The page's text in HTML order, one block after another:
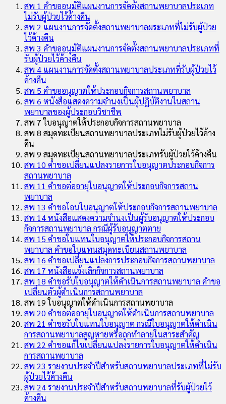
สพ 1 คำขออนุมัติแผนงานการจัดตั้งสถานพยาบาลประเภท
ไม่รับผู้ป่วยไว้ค้างคืน
สพ 2 แผนงานการจัดตั้งสถานพยาบาลผระเภทที่ไม่รับผู้ป่วย
ไว้ค้างคืน
สพ 3 คำขออนุมัติแผนงานการจัดตั้งสถานพยาบาลประเภทที่
รับผู้ป่วยไว้ค้างคืน
สพ 4 แผนงานการจัดตั้งสถานพยาบาลประเภทที่รับผู้ป่วยไว้
ค้างคืน
สพ 5 คำขออนุญาตให้ประกอบกิจการสถานพยาบาล
สพ 6 หนังสือแสดงความจำนงเป็นผู้ปฏิบัติงานในสถาน
พยาบาลของผู้ประกอบวิชาชีพ
สพ 7 ใบอนุญาตให้ประกอบกิจการสถานพยาบาล
สพ 8 สมุดทะเบียนสถานพยาบาลประเภทไม่รับผู้ป่วยไว้ค้าง
คืน
สพ 9 สมุดทะเบียนสถานพยาบาลประเภทรับผู้ป่วยไว้ค้างคืน
สพ 10 คำขอเปลี่ยนแปลงรายการใบอนุญาตประกอบกิจการ
สถานพยาบาล
สพ 11 คำขอต่ออายุใบอนุญาตให้ประกอบกิจการสถาน
พยาบาล
สพ 13 คำขอโอนใบอนุญาตให้ประกอบกิจการสถานพยาบาล
สพ 14 หนังสือแสดงความจำนงเป็นผู้รับอนุญาตให้ประกอบ
กิจการสถานพยาบาล กรณีผู้รับอนุญาตตาย
สพ 15 คำขอใบแทนใบอนุญาตให้ประกอบกิจการสถาน
พยาบาล คำขอใบแทนสมุดทะเบียนสถานพยาบาล
สพ 16 คำขอเปลี่ยนแปลงการประกอบกิจการสถานพยาบาล
สพ 17 หนังสือแจ้งเลิกกิจการสถานพยาบาล
สพ 18 คำขอรับใบอนุญาตให้ดำเนินการสถานพยาบาล คำขอ
เปลี่ยนตัวผู้ดำเนินการสถานพยาบาล
สพ 19 ใบอนุญาตให้ดำเนินการสถานพยาบาล
สพ 20 คำขอต่ออายุใบอนุญาตให้ดำเนินการสถานพยาบาล
สพ 21 คำขอรับใบแทนใบอนุญาต กรณีใบอนุญาตให้ดำเนิน
การสถานพยาบาลสูญหายหรือถูกทำลายในสาระสำคัญ
สพ 22 คำขอแก้ไขเปลี่ยนแปลงรายการใบอนุญาตให้ดำเนิน
การสถานพยาบาล
สพ 23 รายงานประจำปีสำหรับสถานพยาบาลประเภทที่ไม่รับ
ผู้ป่วยไว้ค้างคืน
สพ 24 รายงานประจำปีสำหรับสถานพยาบาลที่รับผู้ป่วยไว้
ค้างคืน